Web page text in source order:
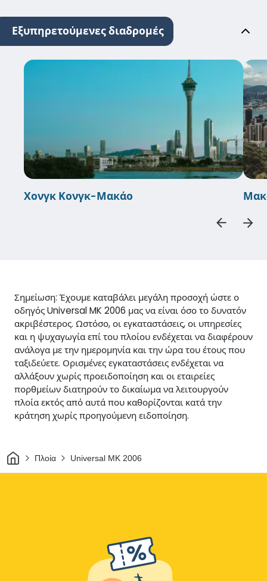
Εξυπηρετούμενες διαδρομές
Χονγκ Κονγκ-Μακάο
Σημείωση: Έχουμε καταβάλει μεγάλη προσοχή ώστε ο
οδηγός Universal MK 2006 μας να είναι όσο το δυνατόν
ακριβέστερος. Ωστόσο, οι εγκαταστάσεις, οι υπηρεσίες
και η ψυχαγωγία επί του πλοίου ενδέχεται να διαφέρουν
ανάλογα με την ημερομηνία και την ώρα του έτους που
ταξιδεύετε. Ορισμένες εγκαταστάσεις ενδέχεται να
αλλάξουν χωρίς προειδοποίηση και οι εταιρείες
πορθμείων διατηρούν το δικαίωμα να λειτουργούν
πλοία εκτός από αυτά που καθορίζονται κατά την
κράτηση χωρίς προηγούμενη ειδοποίηση.
ΣπίτιΠλοία Universal MK 2006